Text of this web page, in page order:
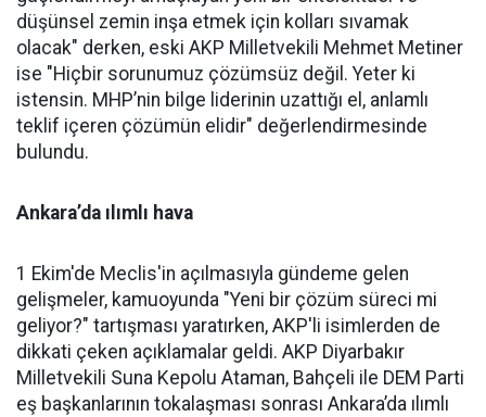
düşünsel zemin inşa etmek için kolları sıvamak
olacak" derken, eski AKP Milletvekili Mehmet Metiner
ise "Hiçbir sorunumuz çözümsüz değil. Yeter ki
istensin. MHP’nin bilge liderinin uzattığı el, anlamlı
teklif içeren çözümün elidir" değerlendirmesinde
bulundu.
Ankara’da ılımlı hava
1 Ekim'de Meclis'in açılmasıyla gündeme gelen
gelişmeler, kamuoyunda "Yeni bir çözüm süreci mi
geliyor?" tartışması yaratırken, AKP'li isimlerden de
dikkati çeken açıklamalar geldi. AKP Diyarbakır
Milletvekili Suna Kepolu Ataman, Bahçeli ile DEM Parti
eş başkanlarının tokalaşması sonrası Ankara’da ılımlı